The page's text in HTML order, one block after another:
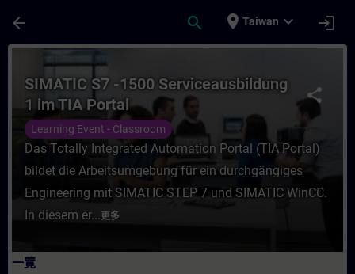
arrow_back search place Taiwan expand_more login
課程 - SIMATIC S7 -1500
share
SIMATIC S7 -1500 Serviceausbildung
1 im TIA Portal
Learning Event - Classroom
Das Totally Integrated Automation Portal (TIA Portal)
bildet die Arbeitsumgebung für ein durchgängiges
Engineering mit SIMATIC STEP 7 und SIMATIC WinCC.
In diesem er...更多
一覽